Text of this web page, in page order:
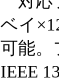
ベイ
可能。
IEEE